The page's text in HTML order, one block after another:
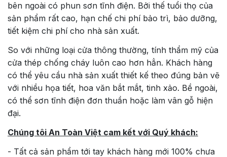
bên ngoài có phun sơn tĩnh điện. Bởi thế tuổi thọ của
sản phẩm rất cao, hạn chế chi phí bảo trì, bảo dưỡng,
tiết kiệm chi phí cho nhà sản xuất.
So với những loại cửa thông thường, tính thẩm mỹ của
cửa thép chống cháy luôn cao hơn hẳn. Khách hàng
có thể yêu cầu nhà sản xuất thiết kế theo đúng bản vẽ
với nhiều họa tiết, hoa văn bắt mắt, tinh xảo. Bề ngoài,
có thể sơn tĩnh điện đơn thuần hoặc làm vân gỗ hiện
đại.
Chúng tôi An Toàn Việt cam kết với Quý khách:
- Tất cả sản phẩm tới tay khách hàng mới 100% chưa